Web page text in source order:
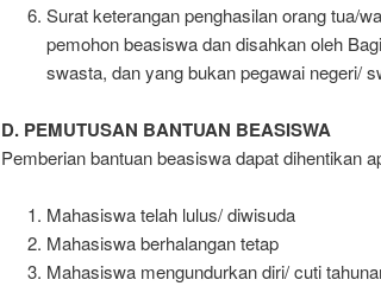
Surat keterangan penghasilan orang tua/
pemohon beasiswa dan disahkan oleh
swasta, dan yang bukan pegawai negeri/
D. PEMUTUSAN BANTUAN BEASISWA
Pemberian bantuan beasiswa dapat dihentikan
Mahasiswa telah lulus/ diwisuda
Mahasiswa berhalangan tetap
Mahasiswa mengundurkan diri/ cuti